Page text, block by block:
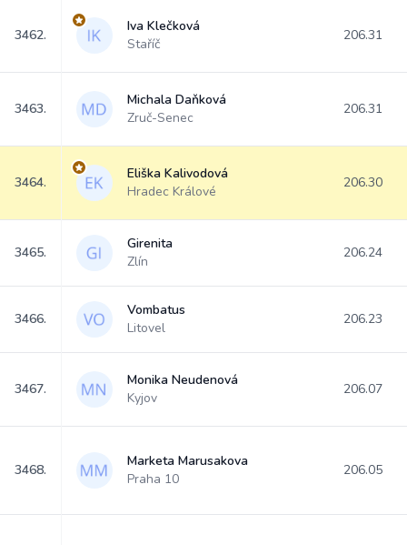
3462.
Iva Klečková
Staříč
206.31
3463.
Michala Daňková
Zruč-Senec
206.31
3464.
Eliška Kalivodová
Hradec Králové
206.30
3465.
Girenita
Zlín
206.24
3466.
Vombatus
Litovel
206.23
3467.
Monika Neudenová
Kyjov
206.07
3468.
Marketa Marusakova
Praha 10
206.05